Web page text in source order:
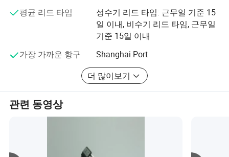
." Nanjing AH Electronic Science & Technology Co., Ltd."는
장쑤성의 새로운 첨단 기술 엔터프라이즈입니다. 이 회사
는 중국 특허 12개 이상, 국제 특허 2개를 보유하고 있습니
다. 이 회사는 ISO9001 인증 및 제품 환경 보호 테스트를 통
과했으며 여러 국가 기술 프로젝트를 수행했습니다.
현재 지역에서 디스트리뷰터를 찾고 있습니다. 비즈니스
설정에 관심이 있다면 문의해 주십시오.
평균 리드 타임
성수기 리드 타임: 근무일 기준 15
일 이내, 비수기 리드 타임, 근무일
기준 15일 이내
가장 가까운 항구
Shanghai Port
더 많이보기
관련 동영상